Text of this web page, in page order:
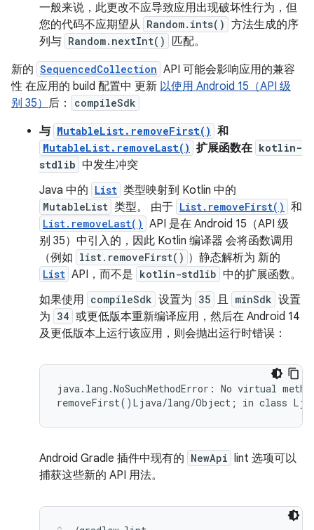
一般来说，此更改不应导致应用出现破坏性行为，但
您的代码不应期望从 Random.ints() 方法生成的序
列与 Random.nextInt()
匹配。
新的 SequencedCollection API 可能会影响应用的兼容
性 在应用的 build 配置中 更新 以使用 Android 15（API 级
别 35） 后： compileSdk
与 MutableList.removeFirst() 和
MutableList.removeLast() 扩展函数在 kotlin-
stdlib 中发生冲突
Java 中的 List 类型映射到 Kotlin 中的
MutableList 类型。 由于 List.removeFirst() 和
List.removeLast() API 是在 Android 15（API 级
别 35）中引入的，因此 Kotlin 编译器 会将函数调用
（例如 list.removeFirst() ）静态解析为 新的
List API，而不是 kotlin-stdlib 中的扩展函数。
如果使用 compileSdk 设置为 35 且 minSdk 设置
为 34 或更低版本重新编译应用，然后在 Android 14
及更低版本上运行该应用，则会抛出运行时错误：
java.lang.NoSuchMethodError: No virtual
Android Gradle 插件中现有的 NewApi lint 选项可以
捕获这些新的 API 用法。